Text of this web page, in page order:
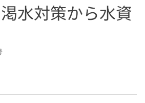
水対策から水資